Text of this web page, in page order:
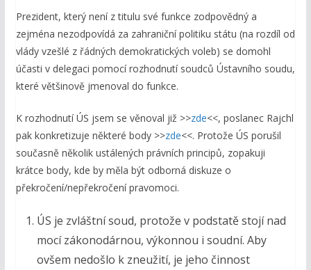
Prezident, který není z titulu své funkce zodpovědný a
zejména nezodpovídá za zahraniční politiku státu (na rozdíl od
vlády vzešlé z řádných demokratických voleb) se domohl
účasti v delegaci pomocí rozhodnutí soudců Ústavního soudu,
které většinově jmenoval do funkce.
K rozhodnutí ÚS jsem se věnoval již >>zde<<, poslanec Rajchl
pak konkretizuje některé body >>zde<<. Protože ÚS porušil
současně několik ustálených právních principů, zopakuji
krátce body, kde by měla být odborná diskuze o
překročení/nepřekročení pravomoci.
ÚS je zvláštní soud, protože v podstatě stojí nad
mocí zákonodárnou, výkonnou i soudní. Aby
ovšem nedošlo k zneužití, je jeho činnost